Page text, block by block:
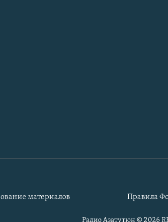
материалов Правила
Радио Азатутюн © 2026